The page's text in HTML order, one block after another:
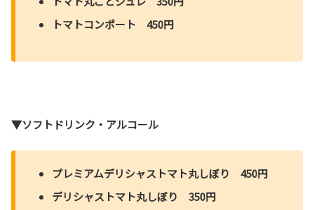
トマトコンポート 450円
▼ソフトドリンク・アルコール
プレミアムデリシャストマト丸しぼり 450円
デリシャストマト丸しぼり 350円